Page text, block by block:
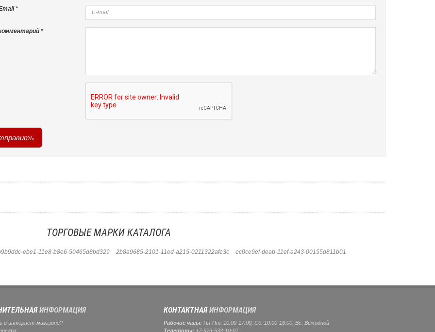
*
*
ТОРГОВЫЕ МАРКИ КАТАЛОГА
ebe1-11e8-b8e6-50465d8bd329 2b8a9685-2101-11ed-a215-0211322afe3c ec0ce9ef-deab-11ef-a243-00155d811b01
ИНФОРМАЦИЯ
в интернет-магазине?
КОНТАКТНАЯИНФОРМАЦИЯ
Рабочие часы: Пн-Пт: 10:00-17:00, Сб: 10:00-16:00, Вс: Выходной
Телефоны: +7-923-533-10-01